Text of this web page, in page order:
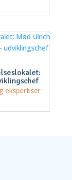
ekspertiser